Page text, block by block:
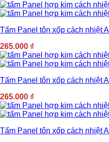
Tấm Panel tôn xốp cách nhiệt
265.000 ₫
Tấm Panel tôn xốp cách nhiệt
265.000 ₫
Tấm Panel tôn xốp cách nhiệt